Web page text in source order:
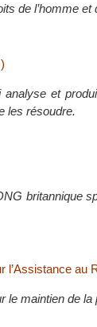
de l’homme et
analyse et
les résoudre.
britannique
l’Assistance au
maintien de